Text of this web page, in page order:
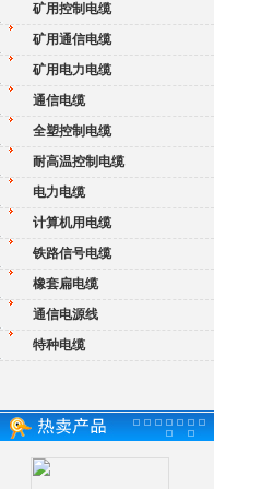
矿用控制电缆
矿用通信电缆
矿用电力电缆
通信电缆
全塑控制电缆
耐高温控制电缆
电力电缆
计算机用电缆
铁路信号电缆
橡套扁电缆
通信电源线
特种电缆